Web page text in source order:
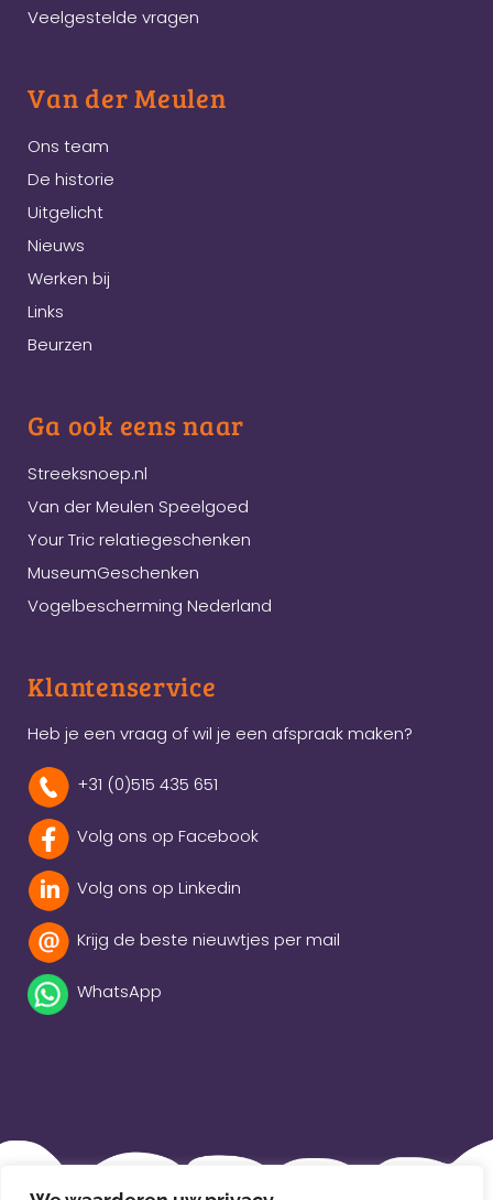
Veelgestelde vragen
Van der Meulen
Ons team
De historie
Uitgelicht
Nieuws
Werken bij
Links
Beurzen
Ga ook eens naar
Streeksnoep.nl
Van der Meulen Speelgoed
Your Tric relatiegeschenken
MuseumGeschenken
Vogelbescherming Nederland
Klantenservice
Heb je een vraag of wil je een afspraak maken?
+31 (0)515 435 651
Volg ons op Facebook
Volg ons op Linkedin
Krijg de beste nieuwtjes per mail
WhatsApp